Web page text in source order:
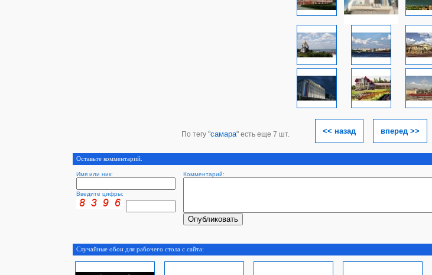
По тегу "самара" есть еще 7 шт. << назад вперед >>
Оставьте комментарий.
Имя или ник: Комментарий:
Введите цифры:
Случайные обои для рабочего стола с сайта: